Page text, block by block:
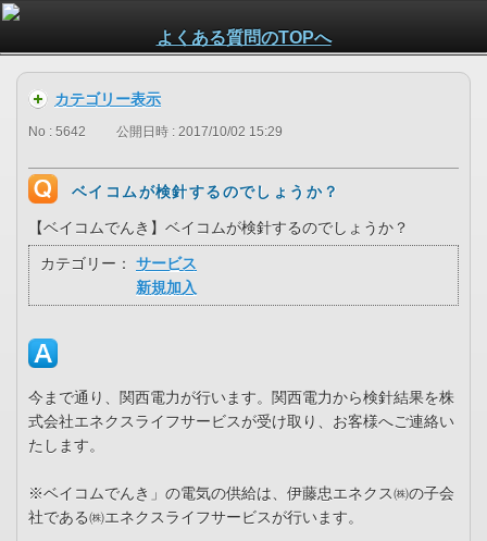
よくある質問のTOPへ
カテゴリー表示
No : 5642 公開日時 : 2017/10/02 15:29
ベイコムが検針するのでしょうか？
【ベイコムでんき】ベイコムが検針するのでしょうか？
カテゴリー：
サービス
新規加入
今まで通り、関西電力が行います。関西電力から検針結果を株
式会社エネクスライフサービスが受け取り、お客様へご連絡い
たします。
※ベイコムでんき」の電気の供給は、伊藤忠エネクス㈱の子会
社である㈱エネクスライフサービスが行います。